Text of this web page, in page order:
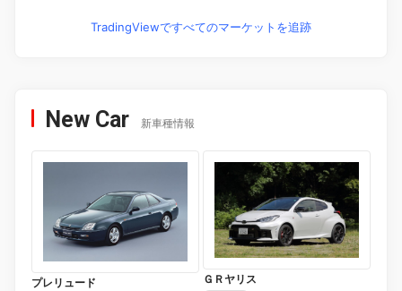
TradingViewですべてのマーケットを追跡
New Car 新車種情報
プレリュード ＧＲヤリス